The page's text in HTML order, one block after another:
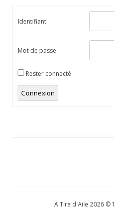
Identifiant:
Mot de passe:
Rester connecté
Connexion
A Tire d'Aile 2026 ©